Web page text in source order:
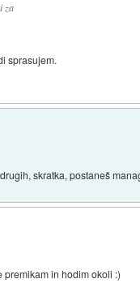
za
sprasujem.
skratka, postaneš
premikam in hodim okoli :)